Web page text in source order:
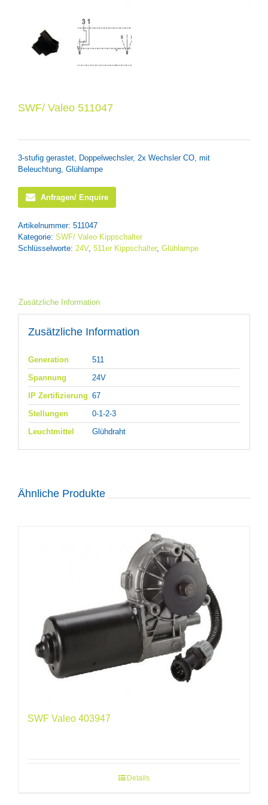
SWF/ Valeo 511047
3-stufig gerastet, Doppelwechsler, 2x Wechsler CO, mit
Beleuchtung, Glühlampe
Anfragen/ Enquire
Artikelnummer: 511047
Kategorie: SWF/ Valeo Kippschalter
Schlüsselworte: 24V, 511er Kippschalter, Glühlampe
Zusätzliche Information
Zusätzliche Information
Generation
511
Spannung
24V
IP Zertifizierung 67
Stellungen
0-1-2-3
Leuchtmittel
Glühdraht
Ähnliche Produkte
SWF Valeo 403947
Details